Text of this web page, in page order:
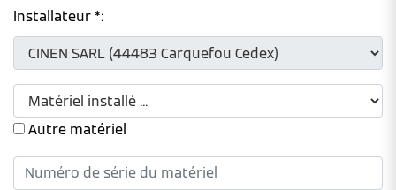
Installateur *:
Autre matériel